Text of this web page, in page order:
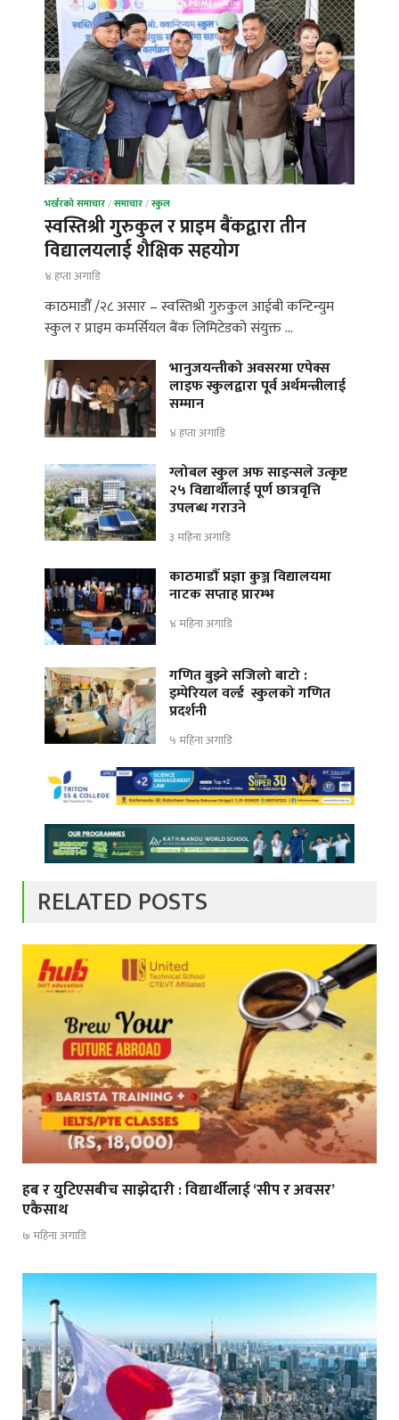
भर्खरको समाचार/समाचार/स्कुल
स्वस्तिश्री गुरुकुल र प्राइम बैंकद्वारा तीन
विद्यालयलाई शैक्षिक सहयोग
४ हप्ता अगाडि
काठमाडौँ /२८ असार – स्वस्तिश्री गुरुकुल आईबी कन्टिन्युम
स्कुल र प्राइम कमर्सियल बैंक लिमिटेडको संयुक्त …
भानुजयन्तीको अवसरमा एपेक्स
लाइफ स्कुलद्वारा पूर्व अर्थमन्त्रीलाई
सम्मान
४ हप्ता अगाडि
ग्लोबल स्कुल अफ साइन्सले उत्कृष्ट
२५ विद्यार्थीलाई पूर्ण छात्रवृत्ति
उपलब्ध गराउने
३ महिना अगाडि
काठमाडौँ प्रज्ञा कुञ्ज विद्यालयमा
नाटक सप्ताह प्रारम्भ
४ महिना अगाडि
गणित बुझ्ने सजिलो बाटो :
इम्पेरियल वर्ल्ड स्कुलको गणित
प्रदर्शनी
५ महिना अगाडि
RELATED POSTS
हब र युटिएसबीच साझेदारी : विद्यार्थीलाई ‘सीप र अवसर’
एकैसाथ
७ महिना अगाडि